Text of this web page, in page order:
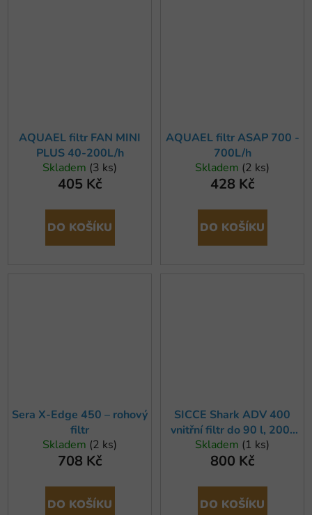
AQUAEL filtr FAN MINI
PLUS 40-200L/h
Skladem (3 ks)
405 Kč
DO KOŠÍKU
AQUAEL filtr ASAP 700 -
700L/h
Skladem (2 ks)
428 Kč
DO KOŠÍKU
Sera X-Edge 450 – rohový
filtr
Skladem (2 ks)
708 Kč
DO KOŠÍKU
SICCE Shark ADV 400
vnitřní filtr do 90 l, 200-
400 l/hod
Skladem (1 ks)
800 Kč
DO KOŠÍKU